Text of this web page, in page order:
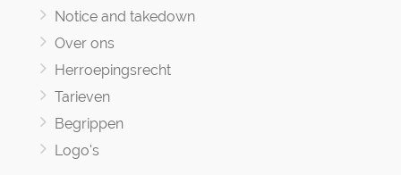
Notice and takedown
Over ons
Herroepingsrecht
Tarieven
Begrippen
Logo's